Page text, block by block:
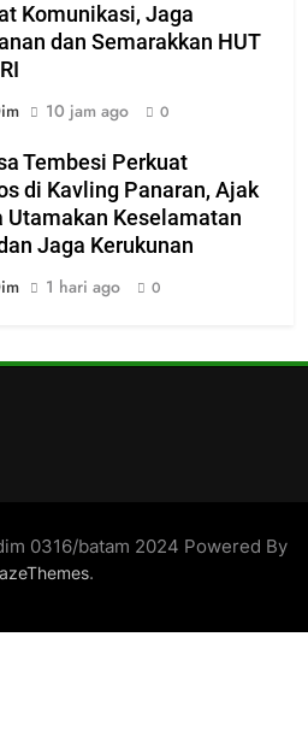
Komunikasi, Jaga
dan Semarakkan HUT
10 jam ago 0
Tembesi Perkuat
di Kavling Panaran, Ajak
Utamakan Keselamatan
Jaga Kerukunan
1 hari ago 0
0316/batam 2024 Powered By
.